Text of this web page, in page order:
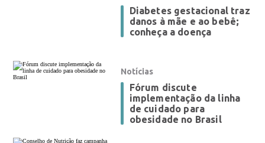
Diabetes gestacional traz
danos à mãe e ao bebê;
conheça a doença
Notícias
Fórum discute
implementação da linha
de cuidado para
obesidade no Brasil